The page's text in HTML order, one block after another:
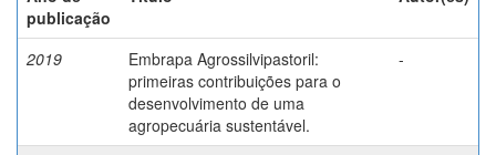
publicação
2019
Embrapa Agrossilvipastoril:
primeiras contribuições para o
desenvolvimento de uma
agropecuária sustentável.
-